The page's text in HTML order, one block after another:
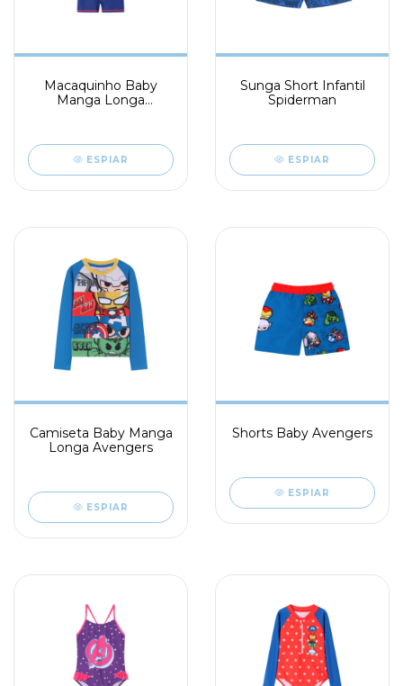
Macaquinho Baby
Manga Longa
ESPIAR
Sunga Short Infantil
Spiderman
ESPIAR
Camiseta Baby Manga
Longa Avengers
ESPIAR
Shorts Baby Avengers
ESPIAR